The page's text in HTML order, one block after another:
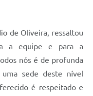
de Oliveira, ressaltou
a equipe e para a
nós é de profunda
sede deste nível
é respeitado e